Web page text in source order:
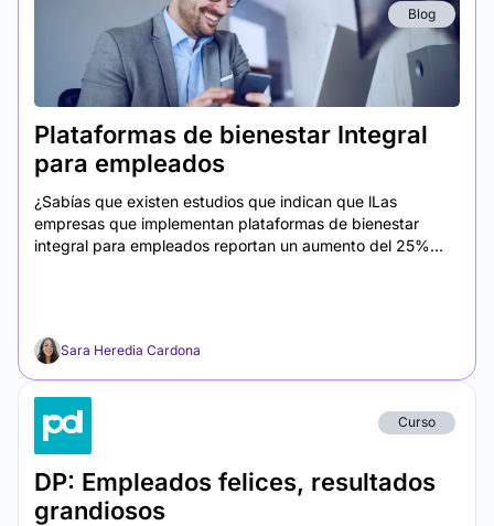
Blog
Plataformas de bienestar Integral
para empleados
¿Sabías que existen estudios que indican que lLas
empresas que implementan plataformas de bienestar
integral para empleados reportan un aumento del 25%...
Sara Heredia Cardona
Curso
DP: Empleados felices, resultados
grandiosos